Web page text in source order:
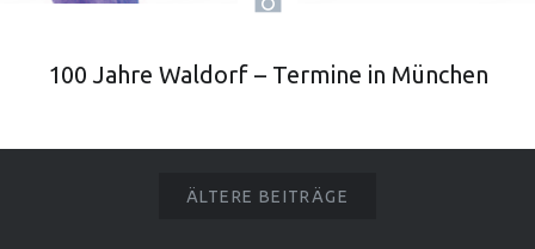
100 Jahre Waldorf – Termine in München
ÄLTERE BEITRÄGE